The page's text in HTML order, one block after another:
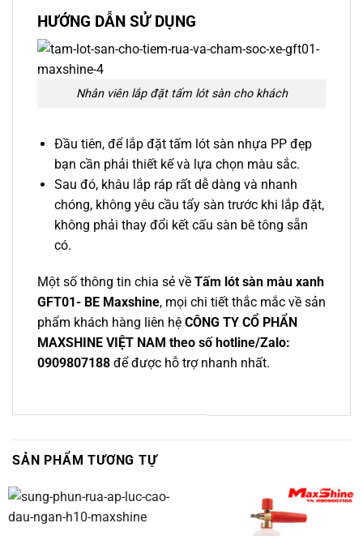
HƯỚNG DẪN SỬ DỤNG
Nhân viên lắp đặt tấm lót sàn cho khách
Đầu tiên, để lắp đặt tấm lót sàn nhựa PP đẹp
bạn cần phải thiết kế và lựa chọn màu sắc.
Sau đó, khâu lắp ráp rất dễ dàng và nhanh
chóng, không yêu cầu tẩy sàn trước khi lắp đặt,
không phải thay đổi kết cấu sàn bê tông sẵn
có.
Một số thông tin chia sẻ về Tấm lót sàn màu xanh
GFT01- BE Maxshine, mọi chi tiết thắc mắc về sản
phẩm khách hàng liên hệ CÔNG TY CỔ PHẨN
MAXSHINE VIỆT NAM theo số hotline/Zalo:
0909807188 để được hỗ trợ nhanh nhất.
SẢN PHẨM TƯƠNG TỰ